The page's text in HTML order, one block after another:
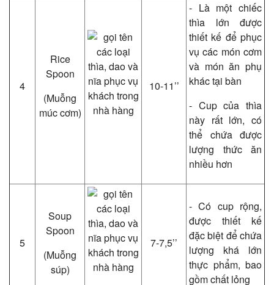
4
Rice
Spoon
(Muỗng
múc cơm)
10-11’’
- Là một chiếc
thìa lớn được
thiết kế để phục
vụ các món cơm
và món ăn phụ
khác tại bàn
- Cup của thìa
này rất lớn, có
thể chứa được
lượng thức ăn
nhiều hơn
5
Soup
Spoon
(Muỗng
súp)
7-7,5’’
- Có cup rộng,
được thiết kế
đặc biệt để chứa
lượng khá lớn
thực phẩm, bao
gồm chất lỏng